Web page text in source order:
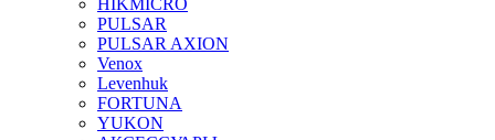
PULSAR
PULSAR AXION
Venox
Levenhuk
FORTUNA
YUKON